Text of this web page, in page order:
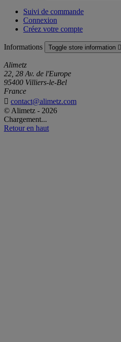
Suivi de commande
Connexion
Créez votre compte
Informations Toggle store information 
Alimetz
22, 28 Av. de l'Europe
95400 Villiers-le-Bel
France
 contact@alimetz.com
© Alimetz - 2026
Chargement...
Retour en haut